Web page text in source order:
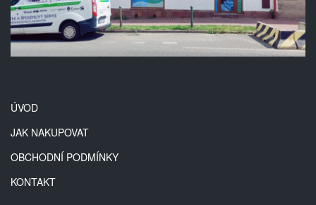
ÚVOD
JAK NAKUPOVAT
OBCHODNÍ PODMÍNKY
KONTAKT